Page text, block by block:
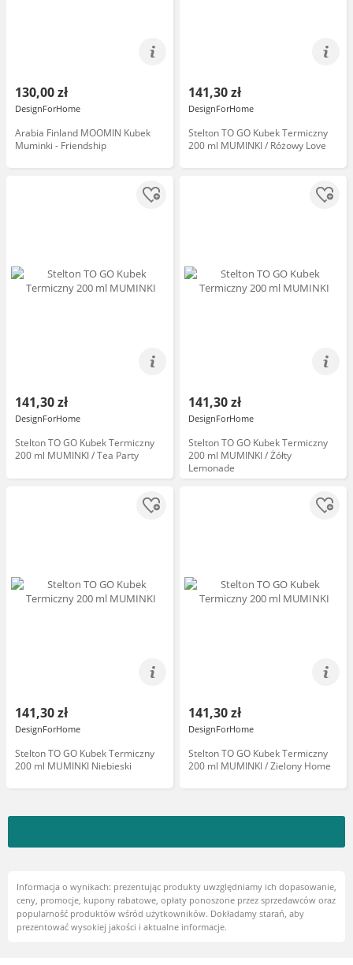
130,00 zł
DesignForHome
Arabia Finland MOOMIN Kubek
Muminki - Friendship
141,30 zł
DesignForHome
Stelton TO GO Kubek Termiczny
200 ml MUMINKI / Różowy Love
141,30 zł
DesignForHome
Stelton TO GO Kubek Termiczny
200 ml MUMINKI / Tea Party
141,30 zł
DesignForHome
Stelton TO GO Kubek Termiczny
200 ml MUMINKI / Żółty
Lemonade
141,30 zł
DesignForHome
Stelton TO GO Kubek Termiczny
200 ml MUMINKI Niebieski
141,30 zł
DesignForHome
Stelton TO GO Kubek Termiczny
200 ml MUMINKI / Zielony Home
Informacja o wynikach: prezentując produkty uwzględniamy ich dopasowanie,
ceny, promocje, kupony rabatowe, opłaty ponoszone przez sprzedawców oraz
popularność produktów wśród użytkowników. Dokładamy starań, aby
prezentować wysokiej jakości i aktualne informacje.